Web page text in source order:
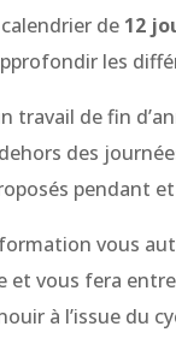
de 12
les
travail de fin
des
pendant
vous
vous fera
à l’issue du